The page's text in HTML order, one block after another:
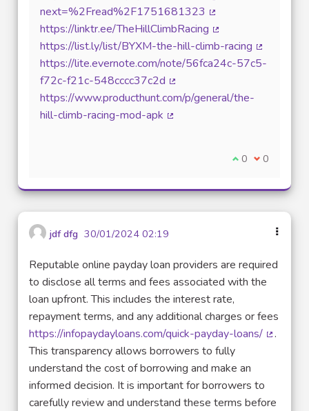
next=%2Fread%2F1751681323
(Lien externe)
https://linktr.ee/TheHillClimbRacing
(Lien externe)
https://list.ly/list/BYXM-the-hill-climb-racing
(Lien
https://lite.evernote.com/note/56fca24c-57c5-
f72c-f21c-548cccc37c2d
(Lien externe)
https://www.producthunt.com/p/general/the-
hill-climb-racing-mod-apk
Je suis d'accord
0 Je ne suis
0
jdf dfg 30/01/2024 02:19
Reputable online payday loan providers are required
to disclose all terms and fees associated with the
loan upfront. This includes the interest rate,
repayment terms, and any additional charges or fees
https://infopaydayloans.com/quick-payday-loans/
.
This transparency allows borrowers to fully
understand the cost of borrowing and make an
informed decision. It is important for borrowers to
carefully review and understand these terms before